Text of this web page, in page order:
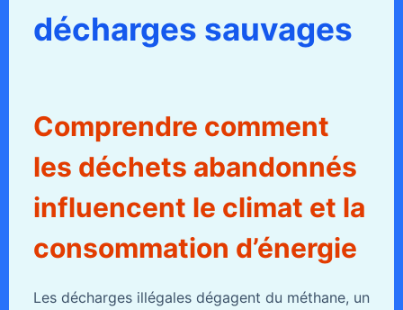
décharges sauvages
Comprendre comment
les déchets abandonnés
influencent le climat et la
consommation d’énergie
Les décharges illégales dégagent du méthane, un